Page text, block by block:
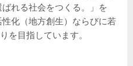
れる社会をつくる。」を
化（地方創生）ならびに若
を目指しています。